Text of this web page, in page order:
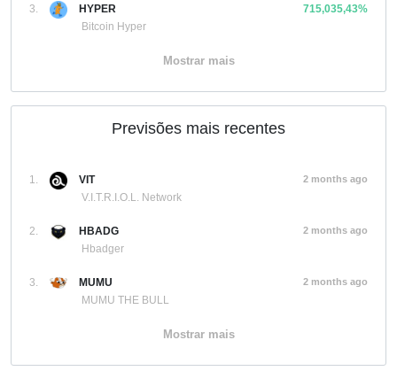
3.
HYPER
Bitcoin Hyper
715,035,43%
Mostrar mais
Previsões mais recentes
1.
VIT
V.I.T.R.I.O.L. Network
2 months ago
2.
HBADG
Hbadger
2 months ago
3.
MUMU
MUMU THE BULL
2 months ago
Mostrar mais